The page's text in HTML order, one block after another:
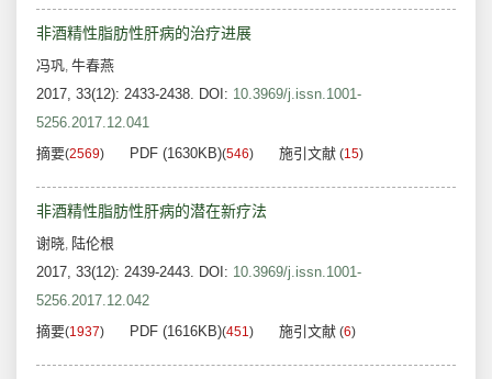
非酒精性脂肪性肝病的治疗进展
冯巩, 牛春燕
2017, 33(12): 2433-2438. DOI: 10.3969/j.issn.1001-
5256.2017.12.041
摘要(2569) PDF (1630KB)(546) 施引文献 (15)
非酒精性脂肪性肝病的潜在新疗法
谢晓, 陆伦根
2017, 33(12): 2439-2443. DOI: 10.3969/j.issn.1001-
5256.2017.12.042
摘要(1937) PDF (1616KB)(451) 施引文献 (6)